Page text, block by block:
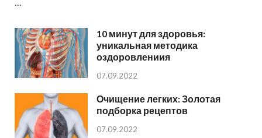
10 минут для здоровья:
уникальная методика
оздоровлениия
07.09.2022
Очищение легких: Золотая
подборка рецептов
07.09.2022